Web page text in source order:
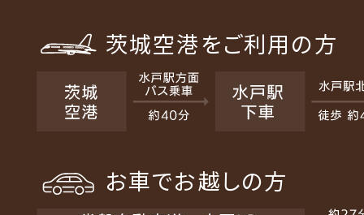
茨城空港をご利用の方
お車でお越しの方